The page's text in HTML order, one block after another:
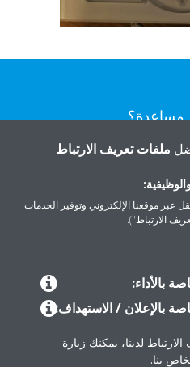
مساعدة؟
ملفات تعريف الارتباط
عبر موقعنا الإلكتروني وتوفير الخدمات
الارتباط").
بالأداء:
بالإعلان / الاستهداف:
لدينا، يمكنك زيارة
بنا.